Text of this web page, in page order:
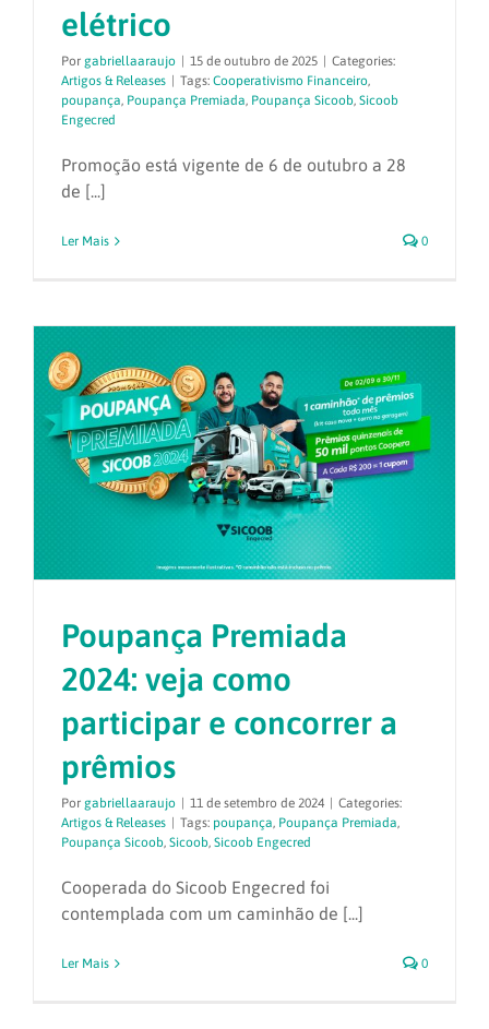
elétrico
Por gabriellaaraujo | 15 de outubro de 2025 | Categories:
Artigos & Releases | Tags: Cooperativismo Financeiro,
poupança, Poupança Premiada, Poupança Sicoob, Sicoob
Engecred
Promoção está vigente de 6 de outubro a 28
de [...]
Ler Mais 0
Poupança Premiada
2024: veja como
participar e concorrer a
prêmios
Por gabriellaaraujo 11 de setembro de 2024
Categories:
Artigos & Releases
Tags: poupança, Poupança Premiada,
Poupança Sicoob, Sicoob, Sicoob Engecred
Cooperada do Sicoob Engecred foi
contemplada com um caminhão de [...]
Ler Mais 0